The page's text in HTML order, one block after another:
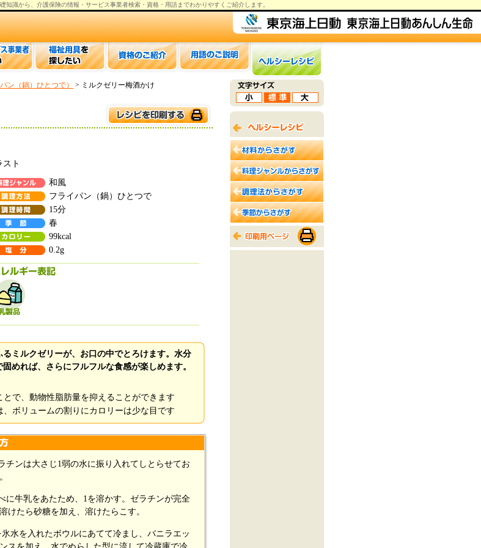
知識から、 介護保険の情報 ・サービス事業者検索・資格・用語までわかりやすくご紹介します。
ン（鍋）ひとつで） > ミルクゼリー梅酒かけ
ト
和風
フライパン（鍋）ひとつで
15分
春
99kcal
0.2g
ミルクゼリーが、お口の中でとろけます。水分
めれば、さらにフルフルな食感が楽しめます。
で、動物性脂肪量を抑えることができます
、ボリュームの割りにカロリーは少な目です
チンは大さじ1弱の水に振り入れてしとらせてお
に牛乳をあたため、1を溶かす。ゼラチンが完全
けたら砂糖を加え、溶けたらこす。
氷水を入れたボウルにあてて冷まし、バニラエッ